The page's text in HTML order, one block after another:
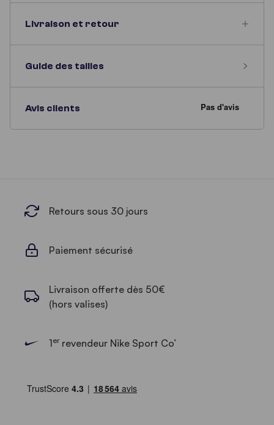
Livraison et retour
Guide des tailles
Avis clients
Retours sous 30 jours
Paiement sécurisé
Livraison offerte dès 50€
(hors valises)
1errevendeur Nike Sport Co’